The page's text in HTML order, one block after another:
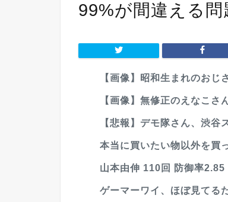
99%が間違える問
【画像】昭和生まれのお
【画像】無修正のえなこ
【悲報】デモ隊さん、渋谷
本当に買いたい物以外を買
山本由伸 110回 防御率
ゲーマーワイ、ほぼ見てる